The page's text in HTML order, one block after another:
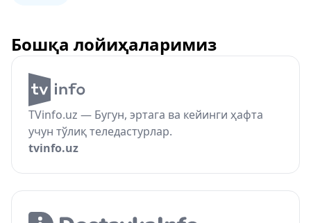
Бошқа лойиҳаларимиз
TVinfo.uz — Бугун, эртага ва кейинги ҳафта
учун тўлиқ теледастурлар.
tvinfo.uz